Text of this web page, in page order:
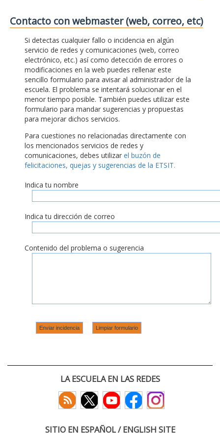
Contacto con webmaster (web, correo, etc)
Si detectas cualquier fallo o incidencia en algún
servicio de redes y comunicaciones (web, correo
electrónico, etc.) así como detección de errores o
modificaciones en la web puedes rellenar este
sencillo formulario para avisar al administrador de la
escuela. El problema se intentará solucionar en el
menor tiempo posible. También puedes utilizar este
formulario para mandar sugerencias y propuestas
para mejorar dichos servicios.
Para cuestiones no relacionadas directamente con
los mencionados servicios de redes y
comunicaciones, debes utilizar el buzón de
felicitaciones, quejas y sugerencias de la ETSIT.
Indica tu nombre
Indica tu dirección de correo
Contenido del problema o sugerencia
LA ESCUELA EN LAS REDES
SITIO EN ESPAÑOL / ENGLISH SITE